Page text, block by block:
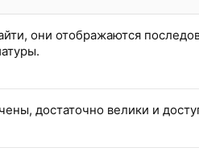
они отображаются
достаточно велики и